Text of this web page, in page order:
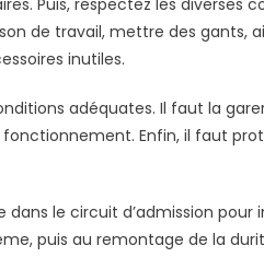
de travail, mettre des gants,
inutiles.
adéquates. Il faut la
Enfin, il faut
dans le circuit d’admission
puis au remontage de la